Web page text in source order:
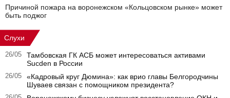
Причиной пожара на воронежском «Кольцовском рынке» может
быть поджог
Слухи
26/05
Тамбовская ГК АСБ может интересоваться активами
Sucden в России
26/05
«Кадровый круг Дюмина»: как врио главы Белгородчины
Шуваев связан с помощником президента?